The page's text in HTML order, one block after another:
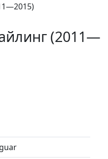
(2011—